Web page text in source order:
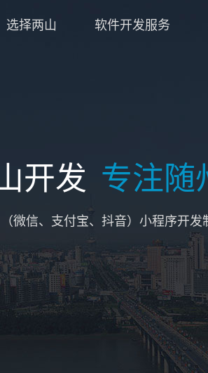
选择两山 软件开发服务
开发 专注随
微信、支付宝、抖音）小程序开发